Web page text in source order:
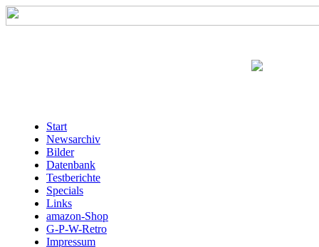
Start
Newsarchiv
Bilder
Datenbank
Testberichte
Specials
Links
amazon-Shop
G-P-W-Retro
Impressum